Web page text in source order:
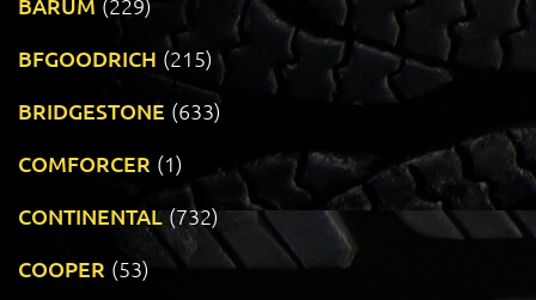
BFGOODRICH (215)
BRIDGESTONE (633)
COMFORCER (1)
CONTINENTAL (732)
COOPER (53)